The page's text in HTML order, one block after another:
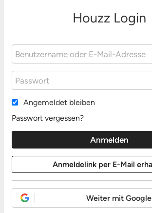
Houzz Login
Angemeldet bleiben
Passwort vergessen?
Weiter mit Google